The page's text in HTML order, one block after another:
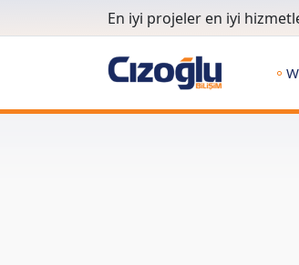
En iyi projeler en iyi